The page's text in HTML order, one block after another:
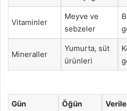
Vitaminler
Meyve ve
sebzeler
Mineraller
Yumurta, süt
ürünleri
Gün Öğün